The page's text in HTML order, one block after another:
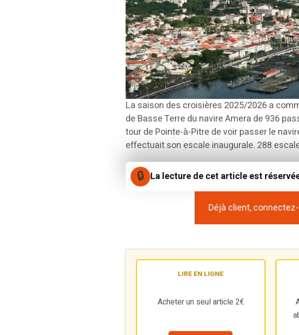
La saison des croisières 2025/2026 a
de Basse Terre du navire Amera de 936
tour de Pointe-à-Pitre de voir passer le
effectuait son escale inaugurale. 288
La lecture de cet article est
Déjà client,
LIRE EN LIGNE
Acheter un seul article 2€